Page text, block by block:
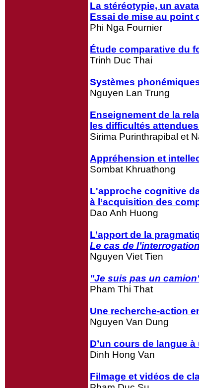
La stéréotypie, un
Essai de mise au point
Phi Nga Fournier
Étude comparative du
Trinh Duc Thai
Systèmes
Nguyen Lan Trung
Enseignement de la
les difficultés
Sirima Purinthrapibal et
Appréhension et
Sombat Khruathong
L'approche cognitive
à l’acquisition des
Dao Anh Huong
L’apport de la
Le cas de
Nguyen Viet Tien
"Je suis pas un
Pham Thi That
Une recherche-action
Nguyen Van Dung
D’un cours de langue
Dinh Hong Van
Filmage et vidéos de